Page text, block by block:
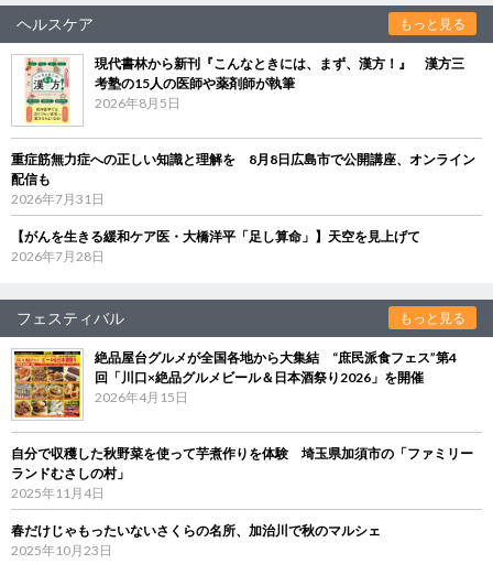
ヘルスケア もっと見る
現代書林から新刊『こんなときには、まず、漢方！』 漢方三
考塾の15人の医師や薬剤師が執筆
2026年8月5日
重症筋無力症への正しい知識と理解を 8月8日広島市で公開講座、オンライン
配信も
2026年7月31日
【がんを生きる緩和ケア医・大橋洋平「足し算命」】天空を見上げて
2026年7月28日
フェスティバル もっと見る
絶品屋台グルメが全国各地から大集結 “庶民派食フェス”第4
回「川口×絶品グルメビール＆日本酒祭り2026」を開催
2026年4月15日
自分で収穫した秋野菜を使って芋煮作りを体験 埼玉県加須市の「ファミリー
ランドむさしの村」
2025年11月4日
春だけじゃもったいないさくらの名所、加治川で秋のマルシェ
2025年10月23日